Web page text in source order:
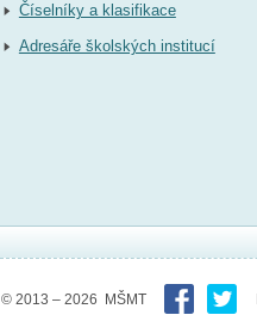
Číselníky a klasifikace
Adresáře školských institucí
© 2013 – 2026 MŠMT